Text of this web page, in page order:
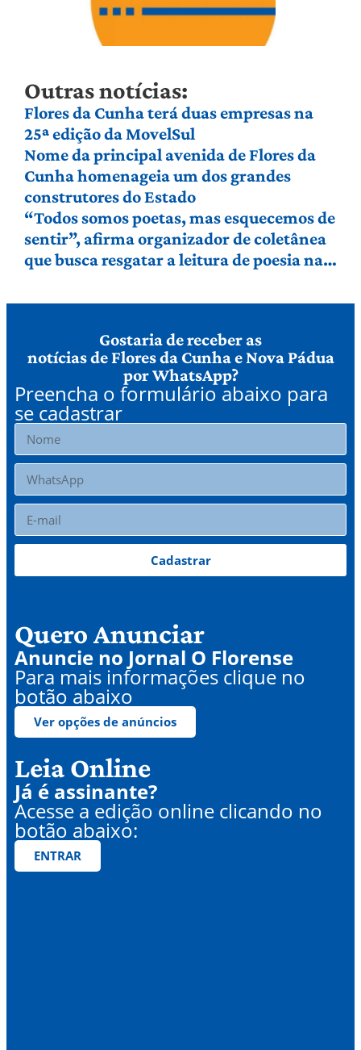
Outras notícias:
Flores da Cunha terá duas empresas na
25ª edição da MovelSul
Nome da principal avenida de Flores da
Cunha homenageia um dos grandes
construtores do Estado
“Todos somos poetas, mas esquecemos de
sentir”, afirma organizador de coletânea
que busca resgatar a leitura de poesia na
Gostaria de receber as
notícias de Flores da Cunha e Nova Pádua
por WhatsApp?
Preencha o formulário abaixo para
se cadastrar
Cadastrar
Quero Anunciar
Anuncie no Jornal O Florense
Para mais informações clique no
botão abaixo
Ver opções de anúncios
Leia Online
Já é assinante?
Acesse a edição online clicando no
botão abaixo:
ENTRAR